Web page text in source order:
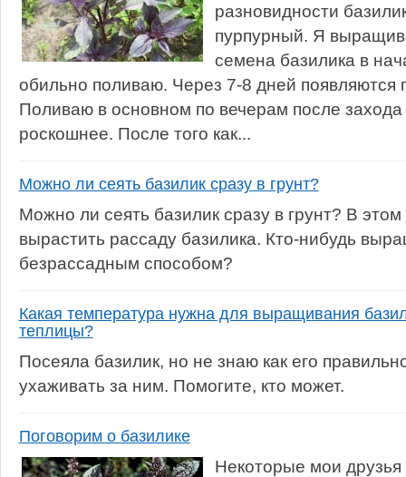
разновидности
пурпурный. Я
семена базилика в
обильно поливаю. Через 7-8 дней появляются
Поливаю в основном по вечерам после
роскошнее. После того как...
Можно ли сеять базилик сразу в грунт?
Можно ли сеять базилик сразу в грунт? В этом
вырастить рассаду базилика. Кто-нибудь
безрассадным способом?
Какая температура нужна для выращивания
теплицы?
Посеяла базилик, но не знаю как его
ухаживать за ним. Помогите, кто может.
Поговорим о базилике
Некоторые мои